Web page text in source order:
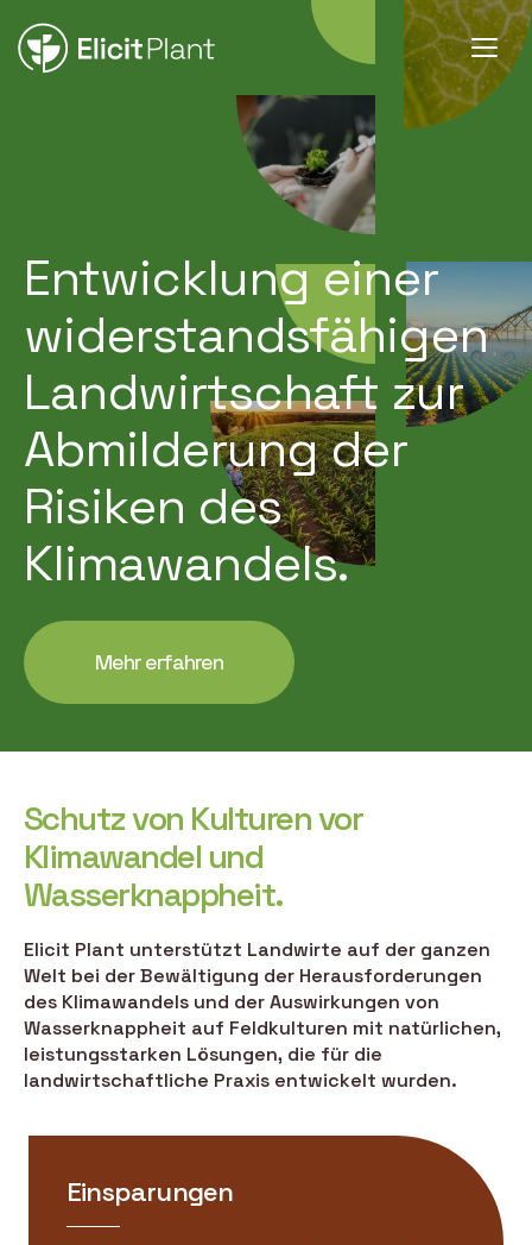
Entwicklung einer
widerstandsfähigen
Landwirtschaft zur
Abmilderung der
Risiken des
Klimawandels.
Mehr erfahren
Schutz von Kulturen vor
Klimawandel und
Wasserknappheit.
Elicit Plant unterstützt Landwirte auf der ganzen
Welt bei der Bewältigung der Herausforderungen
des Klimawandels und der Auswirkungen von
Wasserknappheit auf Feldkulturen mit natürlichen,
leistungsstarken Lösungen, die für die
landwirtschaftliche Praxis entwickelt wurden.
Einsparungen